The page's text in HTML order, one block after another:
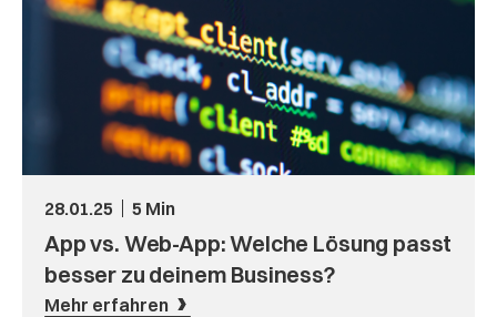
28.01.25 5 Min
App vs. Web-App: Welche Lösung passt
besser zu deinem Business?
Mehr erfahren